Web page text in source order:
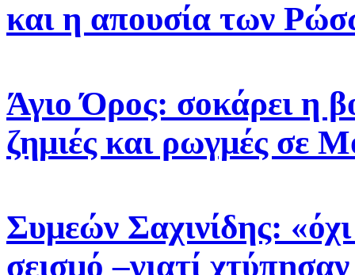
και η απουσία των
Άγιο Όρος: σοκάρει η
ζημιές και ρωγμές σε
Συμεών Σαχινίδης:
σεισμό –γιατί